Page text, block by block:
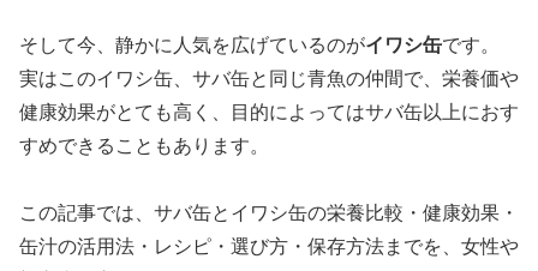
そして今、静かに人気を広げているのがイワシ缶です。
実はこのイワシ缶、サバ缶と同じ青魚の仲間で、栄養価や
健康効果がとても高く、目的によってはサバ缶以上におす
すめできることもあります。
この記事では、サバ缶とイワシ缶の栄養比較・健康効果・
缶汁の活用法・レシピ・選び方・保存方法までを、女性や